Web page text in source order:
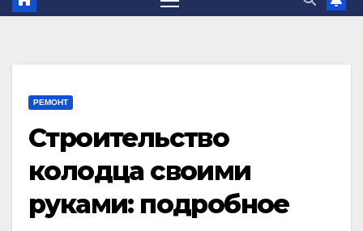
РЕМОНТ
Строительство
колодца своими
руками: подробное